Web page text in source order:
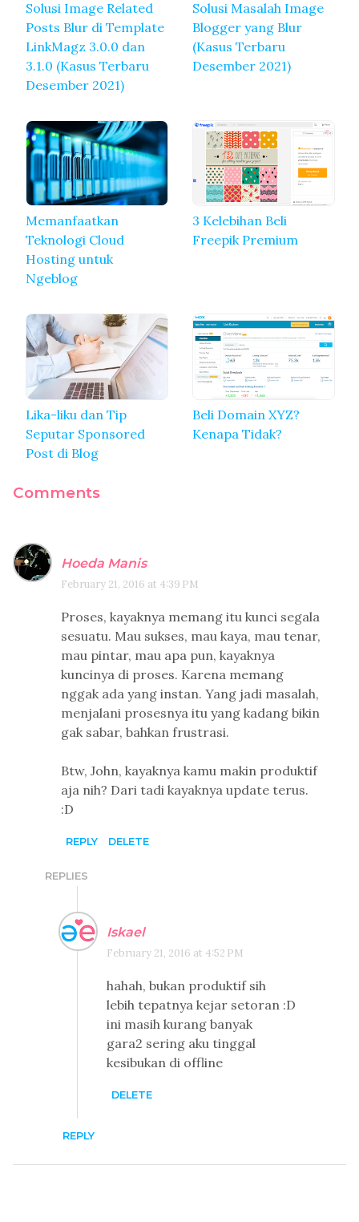
Solusi Image Related
Posts Blur di Template
LinkMagz 3.0.0 dan
3.1.0 (Kasus Terbaru
Desember 2021)
Solusi Masalah Image
Blogger yang Blur
(Kasus Terbaru
Desember 2021)
Memanfaatkan
Teknologi Cloud
Hosting untuk
Ngeblog
3 Kelebihan Beli
Freepik Premium
Lika-liku dan Tip
Seputar Sponsored
Post di Blog
Beli Domain XYZ?
Kenapa Tidak?
Comments
Hoeda Manis
February 21, 2016 at 4:39 PM
Proses, kayaknya memang itu kunci segala
sesuatu. Mau sukses, mau kaya, mau tenar,
mau pintar, mau apa pun, kayaknya
kuncinya di proses. Karena memang
nggak ada yang instan. Yang jadi masalah,
menjalani prosesnya itu yang kadang bikin
gak sabar, bahkan frustrasi.
Btw, John, kayaknya kamu makin produktif
aja nih? Dari tadi kayaknya update terus.
:D
REPLY DELETE
REPLIES
Iskael
February 21, 2016 at 4:52 PM
hahah, bukan produktif sih
lebih tepatnya kejar setoran :D
ini masih kurang banyak
gara2 sering aku tinggal
kesibukan di offline
DELETE
REPLY